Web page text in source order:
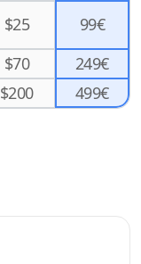
$25
99€
$70
249€
$200 499€